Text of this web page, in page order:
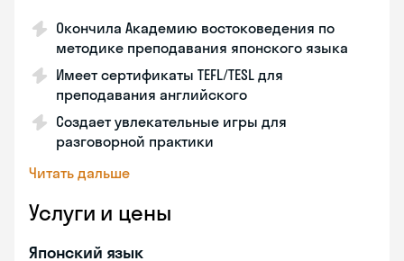
Окончила Академию востоковедения по
методике преподавания японского языка
Имеет сертификаты TEFL/TESL для
преподавания английского
Создает увлекательные игры для
разговорной практики
Читать дальше
Услуги и цены
Японский язык